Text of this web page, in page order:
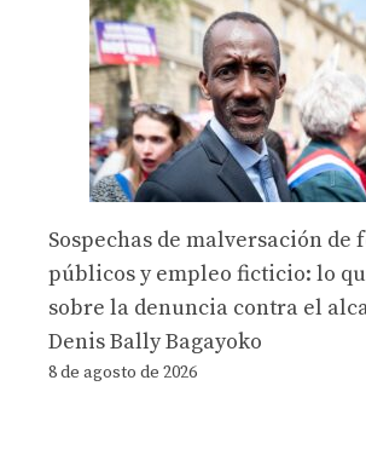
Sospechas de malversación de
públicos y empleo ficticio: lo
sobre la denuncia contra el
Denis Bally Bagayoko
8 de agosto de 2026